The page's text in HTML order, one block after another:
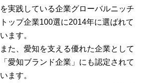
を実践している企業グローバルニッチ
トップ企業100選に2014年に選ばれて
います。
また、愛知を支える優れた企業として
「愛知ブランド企業」にも認定されて
います。